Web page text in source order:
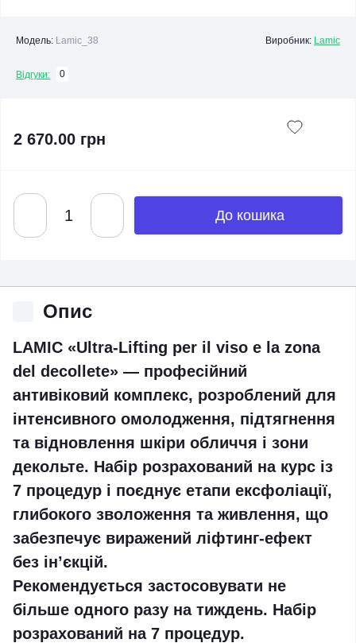
Модель: Lamic_38 Виробник: Lamic
Відгуки: 0
2 670.00 грн
До кошика
Опис
LAMIC «Ultra-Lifting per il viso e la zona
del decollete» — професійний
антивіковий комплекс, розроблений для
інтенсивного омолодження, підтягнення
та відновлення шкіри обличчя і зони
декольте. Набір розрахований на курс із
7 процедур і поєднує етапи ексфоліації,
глибокого зволоження та живлення, що
забезпечує виражений ліфтинг-ефект
без ін’єкцій.
Рекомендується застосовувати не
більше одного разу на тиждень. Набір
розрахований на 7 процедур.